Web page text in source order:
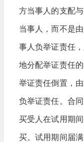
方当事人的支配
当事人，而不是
事人负举证责任
地分配举证责任
举证责任倒置，
负举证责任。合
买受人在试用期
买。试用期间届